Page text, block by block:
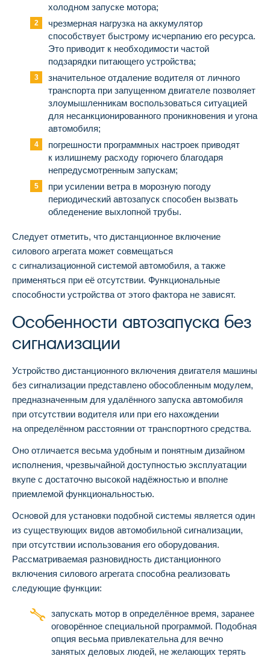
холодном запуске мотора;
чрезмерная нагрузка на аккумулятор
способствует быстрому исчерпанию его ресурса.
Это приводит к необходимости частой
подзарядки питающего устройства;
значительное отдаление водителя от личного
транспорта при запущенном двигателе позволяет
злоумышленникам воспользоваться ситуацией
для несанкционированного проникновения и угона
автомобиля;
погрешности программных настроек приводят
к излишнему расходу горючего благодаря
непредусмотренным запускам;
при усилении ветра в морозную погоду
периодический автозапуск способен вызвать
обледенение выхлопной трубы.
Следует отметить, что дистанционное включение
силового агрегата может совмещаться
с сигнализационной системой автомобиля, а также
применяться при её отсутствии. Функциональные
способности устройства от этого фактора не зависят.
Особенности автозапуска без
сигнализации
Устройство дистанционного включения двигателя машины
без сигнализации представлено обособленным модулем,
предназначенным для удалённого запуска автомобиля
при отсутствии водителя или при его нахождении
на определённом расстоянии от транспортного средства.
Оно отличается весьма удобным и понятным дизайном
исполнения, чрезвычайной доступностью эксплуатации
вкупе с достаточно высокой надёжностью и вполне
приемлемой функциональностью.
Основой для установки подобной системы является один
из существующих видов автомобильной сигнализации,
при отсутствии использования его оборудования.
Рассматриваемая разновидность дистанционного
включения силового агрегата способна реализовать
следующие функции:
запускать мотор в определённое время, заранее
оговорённое специальной программой. Подобная
опция весьма привлекательна для вечно
занятых деловых людей, не желающих терять